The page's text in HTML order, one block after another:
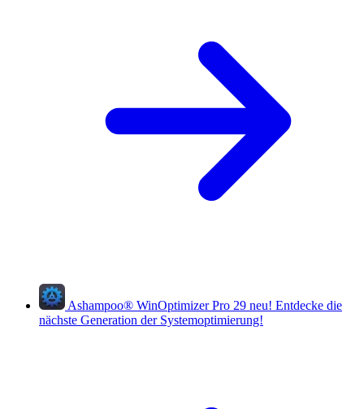
Ashampoo® WinOptimizer Pro 29 neu! Entdecke die
nächste Generation der Systemoptimierung!